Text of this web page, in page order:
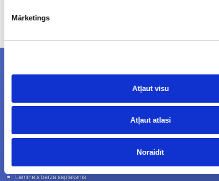
Mārketings
Atļaut visu
Atļaut atlasi
Noraidīt
Prices excluding VAT. The indicated prices may be changed
without a prior warning.
NEWS
Uzmanību! Darba laika izmaiņas no 2026.gada 1. septembra
Laminēts bērza saplāksnis